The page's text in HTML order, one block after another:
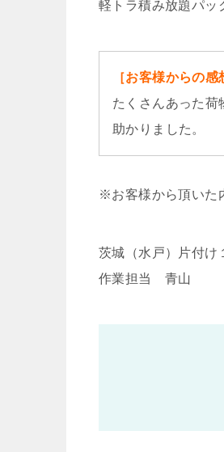
軽トラ積み放題パッ
［お客様からの感
たくさんあった荷
助かりました。
※お客様から頂いた
茨城（水戸）片付け
作業担当 青山